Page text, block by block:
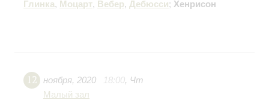
Глинка, Моцарт, Вебер, Дебюсси; Хенрисон
12 ноября, 2020 18:00, Чт
Малый зал